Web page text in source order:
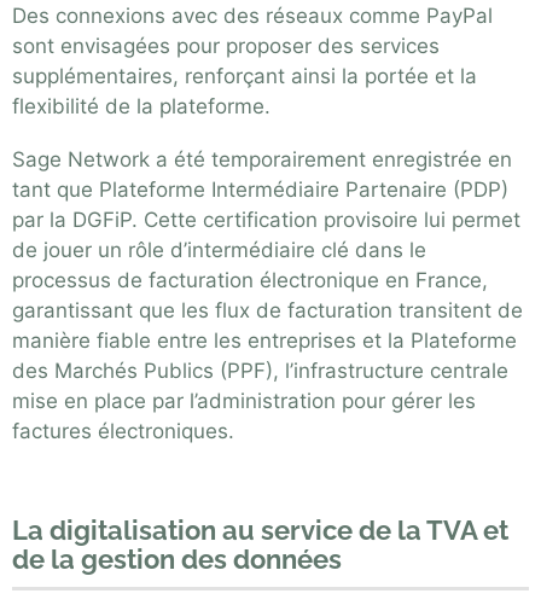
Des connexions avec des réseaux comme PayPal
sont envisagées pour proposer des services
supplémentaires, renforçant ainsi la portée et la
flexibilité de la plateforme.
Sage Network a été temporairement enregistrée en
tant que Plateforme Intermédiaire Partenaire (PDP)
par la DGFiP. Cette certification provisoire lui permet
de jouer un rôle d’intermédiaire clé dans le
processus de facturation électronique en France,
garantissant que les flux de facturation transitent de
manière fiable entre les entreprises et la Plateforme
des Marchés Publics (PPF), l’infrastructure centrale
mise en place par l’administration pour gérer les
factures électroniques.
La digitalisation au service de la TVA et
de la gestion des données